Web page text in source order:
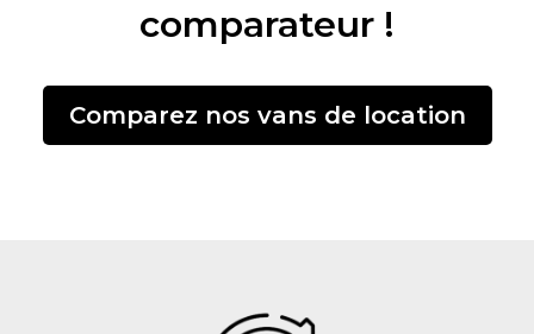
comparateur !
Comparez nos vans de location